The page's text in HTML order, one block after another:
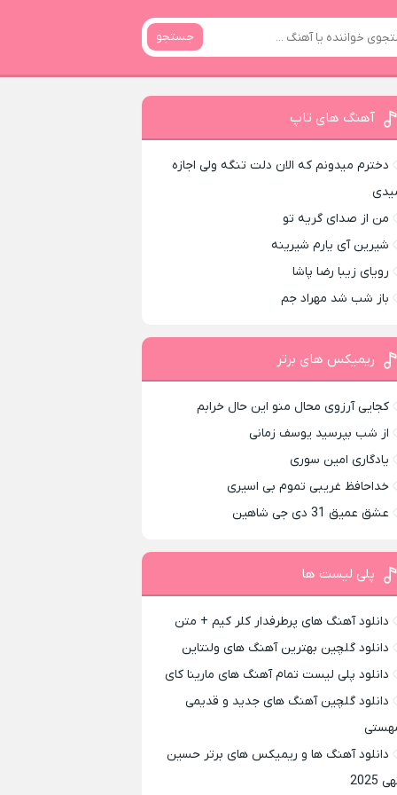
جستجو
آهنگ های تاپ
دخترم میدونم که الان دلت تنگه ولی اجازه
من از صدای گريه تو
شیرین آی یارم شیرینه
رویای زیبا رضا پاشا
باز شب شد مهراد جم
ریمیکس های برتر
کجایی آرزوی محال منو این حال خرابم
از شب بپرسید یوسف زمانی
یادگاری امین سوری
خداحافظ غریبی تموم بی اسیری
عشق عمیق 31 دی جی شاهین
پلی لیست ها
دانلود آهنگ های پرطرفدار کلر کیم + متن
دانلود گلچین بهترین آهنگ های ولنتاین
دانلود پلی لیست تمام آهنگ های مارینا کای
دانلود گلچین آهنگ های جدید و قدیمی
دانلود آهنگ ها و ریمیکس های برتر حسین
2025